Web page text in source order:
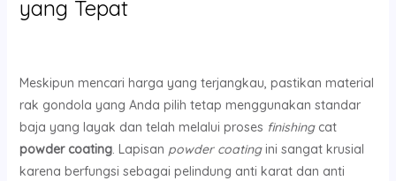
yang Tepat
Meskipun mencari harga yang terjangkau, pastikan material
rak gondola yang Anda pilih tetap menggunakan standar
baja yang layak dan telah melalui proses finishingcat
powder coating. Lapisan powder coatingini sangat krusial
karena berfungsi sebagai pelindung anti karat dan anti